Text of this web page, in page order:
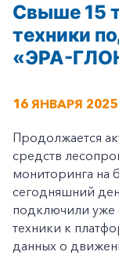
Свыше 15
техники
«ЭРА-
16 ЯНВАРЯ 2025
Продолжается
средств
мониторинга на
сегодняшний
подключили уже
техники к
данных о